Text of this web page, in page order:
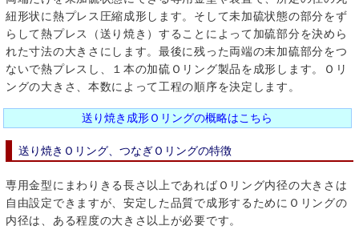
紐形状に熱プレス圧縮成形します。そして未加硫状態の部分をず
らして熱プレス（送り焼き）することによって加硫部分を決めら
れた寸法の大きさにします。最後に残った両端の未加硫部分をつ
ないで熱プレスし、１本の加硫Ｏリング製品を成形します。Ｏリ
ングの大きさ、本数によって工程の順序を決定します。
送り焼き成形Ｏリングの概略はこちら
送り焼きＯリング、つなぎＯリングの特徴
専用金型にまわりきる長さ以上であればＯリング内径の大きさは
自由設定できますが、安定した品質で成形するためにＯリングの
内径は、ある程度の大きさ以上が必要です。